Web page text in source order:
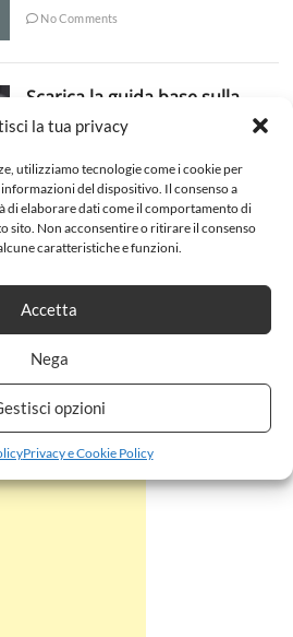
la tua privacy
utilizziamo tecnologie come i cookie per
del dispositivo. Il consenso a
di elaborare dati come il comportamento di
sito. Non acconsentire o ritirare il consenso
caratteristiche e funzioni.
Accetta
Nega
opzioni
Privacy e Cookie Policy
No Comments
Scarica la guida base sulla
Fotografia
No Comments